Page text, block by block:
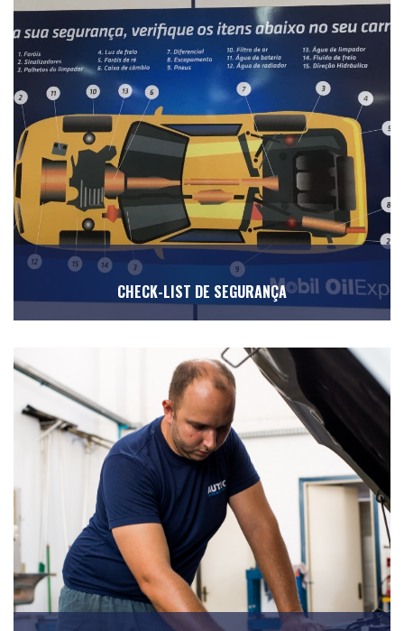
CHECK-LIST DE SEGURANÇA